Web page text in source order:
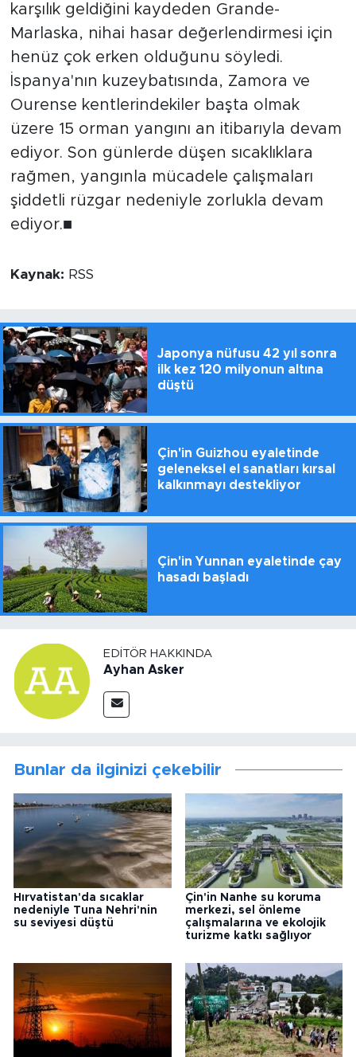
karşılık geldiğini kaydeden Grande-
Marlaska, nihai hasar değerlendirmesi için
henüz çok erken olduğunu söyledi.
İspanya'nın kuzeybatısında, Zamora ve
Ourense kentlerindekiler başta olmak
üzere 15 orman yangını an itibarıyla devam
ediyor. Son günlerde düşen sıcaklıklara
rağmen, yangınla mücadele çalışmaları
şiddetli rüzgar nedeniyle zorlukla devam
ediyor.■
Kaynak: RSS
Japonya nüfusu 42 yıl sonra
ilk kez 120 milyonun altına
düştü
Çin'in Guizhou eyaletinde
geleneksel el sanatları kırsal
kalkınmayı destekliyor
Çin'in Yunnan eyaletinde çay
hasadı başladı
EDITÖR HAKKINDA
Ayhan Asker
Bunlar da ilginizi çekebilir
Hırvatistan'da sıcaklar
nedeniyle Tuna Nehri'nin
su seviyesi düştü
Çin'in Nanhe su koruma
merkezi, sel önleme
çalışmalarına ve ekolojik
turizme katkı sağlıyor